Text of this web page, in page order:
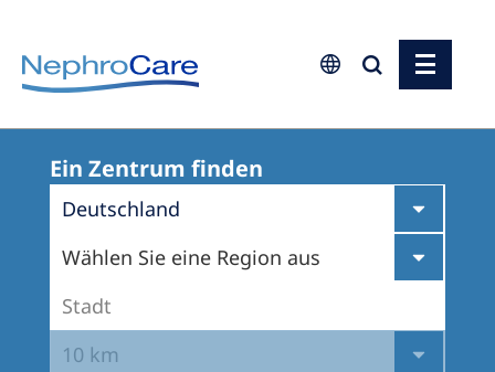
Europe
Czech Republic
France
Germany
Israel
Italy
Ein Zentrum finden
Deutschland
Wählen Sie eine Region aus
Stadt
10 km